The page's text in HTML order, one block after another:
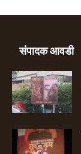
संपादक आवडी